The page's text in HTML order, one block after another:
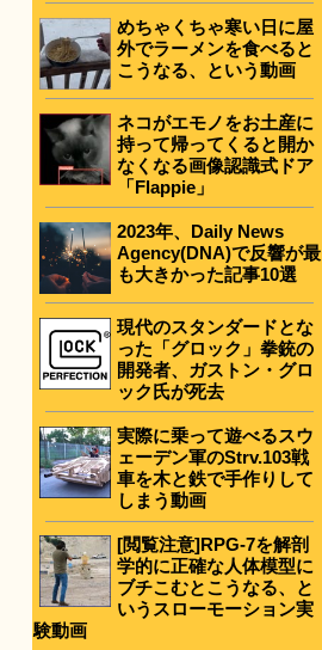
めちゃくちゃ寒い日に屋
外でラーメンを食べると
こうなる、という動画
ネコがエモノをお土産に
持って帰ってくると開か
なくなる画像認識式ドア
「Flappie」
2023年、Daily News
Agency(DNA)で反響が最
も大きかった記事10選
現代のスタンダードとな
った「グロック」拳銃の
開発者、ガストン・グロ
ック氏が死去
実際に乗って遊べるスウ
ェーデン軍のStrv.103戦
車を木と鉄で手作りして
しまう動画
[閲覧注意]RPG-7を解剖
学的に正確な人体模型に
ブチこむとこうなる、と
いうスローモーション実
験動画